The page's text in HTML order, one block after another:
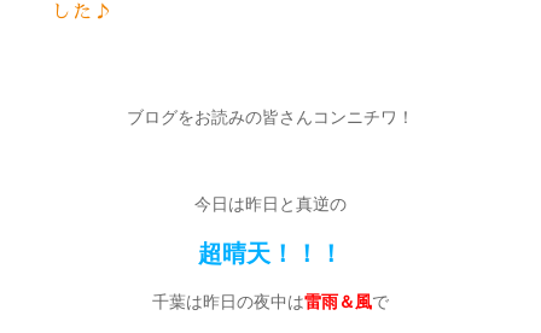
した♪
ブログをお読みの皆さんコンニチワ！
今日は昨日と真逆の
超晴天！！！
千葉は昨日の夜中は雷雨＆風で